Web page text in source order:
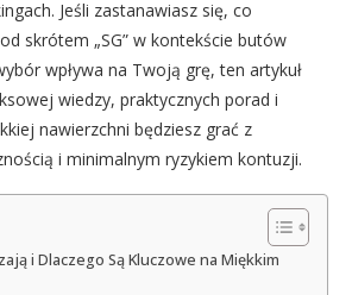
Jeśli zastanawiasz się, co
skrótem „SG” w kontekście butów
wpływa na Twoją grę, ten artykuł
wiedzy, praktycznych porad i
nawierzchni będziesz grać z
i minimalnym ryzykiem kontuzji.
i Dlaczego Są Kluczowe na Miękkim